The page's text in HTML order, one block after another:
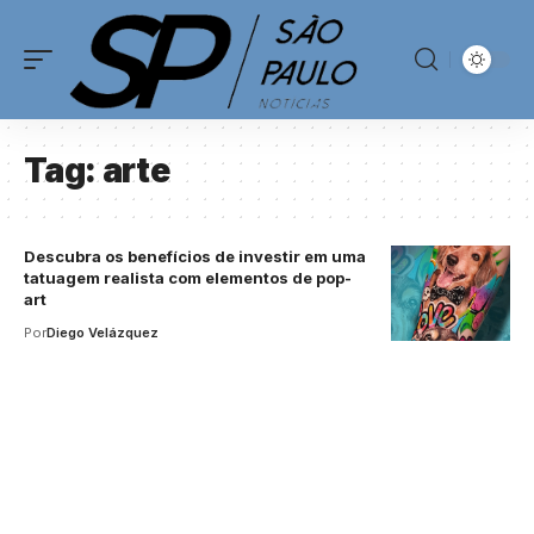
Tag:arte
Descubra os benefícios de investir em uma
tatuagem realista com elementos de pop-
art
PorDiego Velázquez